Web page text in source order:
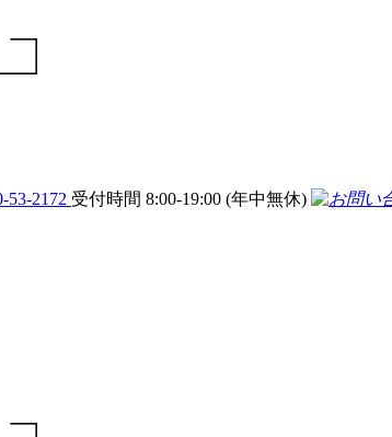
53-2172 受付時間 8:00-19:00 (年中無休)